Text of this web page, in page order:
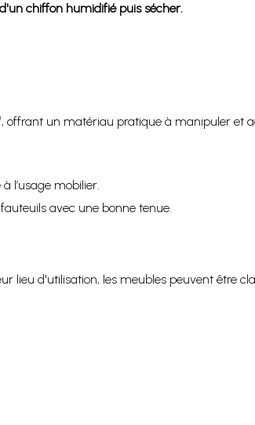
chiffon humidifié puis sécher.
offrant un matériau pratique à manipuler et
l’usage mobilier.
avec une bonne tenue.
lieu d'utilisation, les meubles peuvent être